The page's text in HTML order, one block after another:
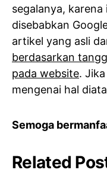
segalanya,
disebabkan
artikel yang asli
berdasarkan
pada website.
mengenai hal
Semoga
Related